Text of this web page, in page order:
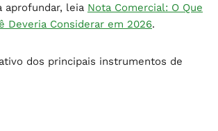
aprofundar, leia Nota Comercial: O Que
Deveria Considerar em 2026.
dos principais instrumentos de